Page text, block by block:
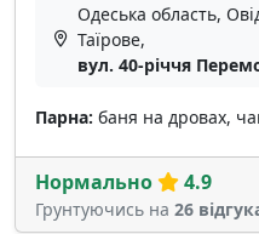
Одеська область,
Таїрове,
вул. 40-річчя
Парна: баня на дровах,
Нормально 4.9
Грунтуючись на 26